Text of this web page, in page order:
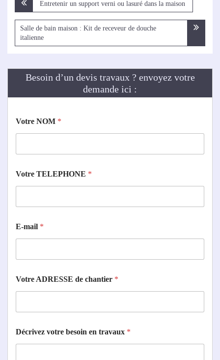
de
l’article
Entretenir un support verni ou lasuré dans la maison
Salle de bain maison : Kit de receveur de douche
italienne
Besoin d’un devis travaux ? envoyez votre
demande ici :
Votre NOM *
Votre TELEPHONE *
E-mail *
O
M
r
e
c
Votre ADRESSE de chantier *
Décrivez votre besoin en travaux *